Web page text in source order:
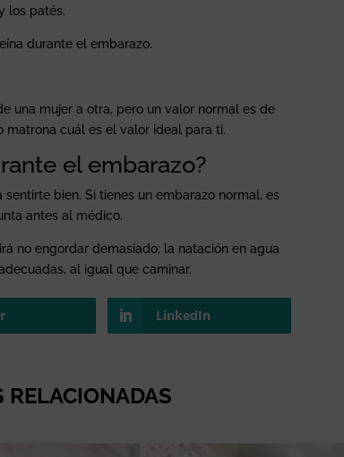
los patés.
durante el embarazo.
una mujer a otra, pero un valor normal es de
matrona cuál es el valor ideal para ti.
el embarazo?
bien. Si tienes un embarazo normal, es
antes al médico.
no engordar demasiado; la natación en agua
al igual que caminar.
LinkedIn
RELACIONADAS